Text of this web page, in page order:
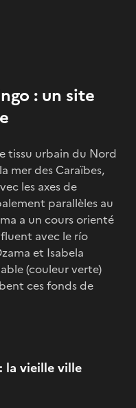
: un site
tissu urbain du Nord
mer des Caraïbes,
les axes de
parallèles au
a un cours orienté
avec le río
et Isabela
(couleur verte)
ces fonds de
la vieille ville